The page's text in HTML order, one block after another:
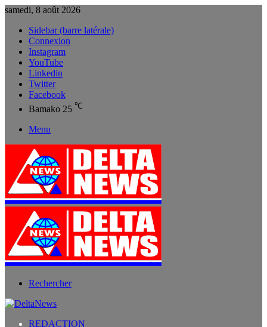
samedi, 8 août 2026
Sidebar (barre latérale)
Connexion
Instagram
YouTube
Linkedin
Twitter
Facebook
Bamako 25 ℃
Menu
Rechercher
REDACTION